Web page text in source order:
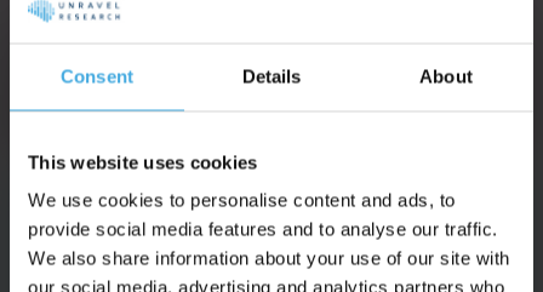
Consent Details About
This website uses cookies
We use cookies to personalise content and ads, to
provide social media features and to analyse our traffic.
We also share information about your use of our site with
our social media, advertising and analytics partners who
welke assets je herkenbaarheid en groei drijven.
Imago Onderzoek
Distinctive Brand Asset Monitoring
Usability Testing